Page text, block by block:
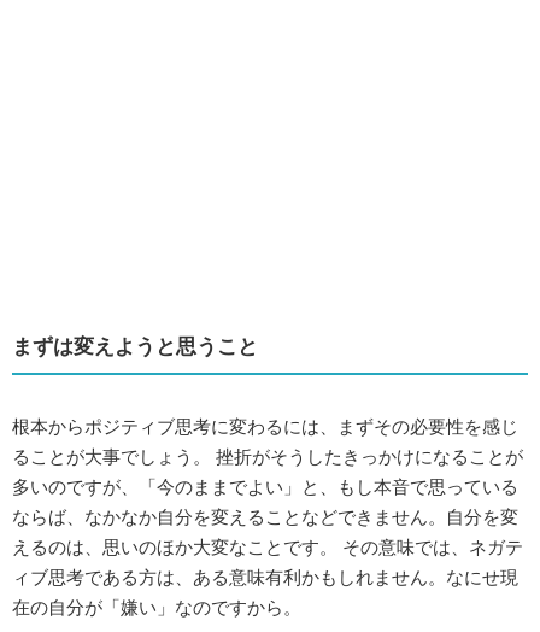
まずは変えようと思うこと
根本からポジティブ思考に変わるには、まずその必要性を感じ
ることが大事でしょう。 挫折がそうしたきっかけになることが
多いのですが、「今のままでよい」と、もし本音で思っている
ならば、なかなか自分を変えることなどできません。自分を変
えるのは、思いのほか大変なことです。 その意味では、ネガテ
ィブ思考である方は、ある意味有利かもしれません。なにせ現
在の自分が「嫌い」なのですから。